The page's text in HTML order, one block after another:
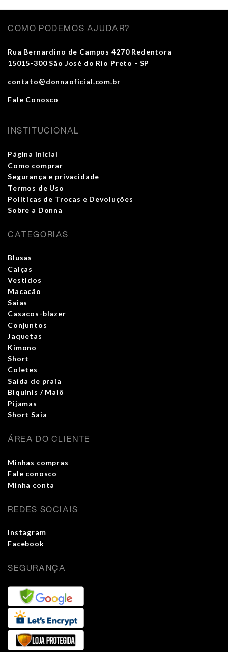
COMO PODEMOS AJUDAR?
Rua Bernardino de Campos 4270 Redentora
15015-300 São José do Rio Preto - SP
contato@donnaoficial.com.br
Fale Conosco
INSTITUCIONAL
Página inicial
Como comprar
Segurança e privacidade
Termos de Uso
Políticas de Trocas e Devoluções
Sobre a Donna
CATEGORIAS
Blusas
Calças
Vestidos
Macacão
Saias
Casacos-blazer
Conjuntos
Jaquetas
Kimono
Short
Coletes
Saída de praia
Biquínis / Maiô
Pijamas
Short Saia
ÁREA DO CLIENTE
Minhas compras
Fale conosco
Minha conta
REDES SOCIAIS
Instagram
Facebook
SEGURANÇA